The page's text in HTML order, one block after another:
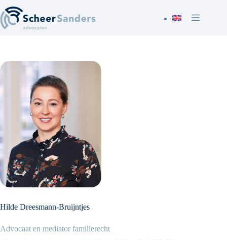
naar
de
inhoud
Hilde Dreesmann-Bruijntjes
Advocaat en mediator familierecht